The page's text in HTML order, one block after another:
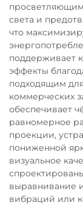
света и
что
поддерживает
эффекты
подходящим
коммерческих
обеспечивает
равномерное
проекции,
пониженной
визуальное
выравнивание
вибраций или